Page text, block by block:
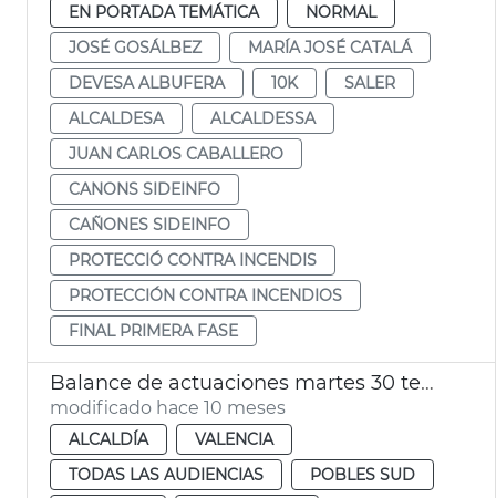
EN PORTADA TEMÁTICA
NORMAL
JOSÉ GOSÁLBEZ
MARÍA JOSÉ CATALÁ
DEVESA ALBUFERA
10K
SALER
ALCALDESA
ALCALDESSA
JUAN CARLOS CABALLERO
CANONS SIDEINFO
CAÑONES SIDEINFO
PROTECCIÓ CONTRA INCENDIS
PROTECCIÓN CONTRA INCENDIOS
FINAL PRIMERA FASE
Balance de actuaciones martes 30 temporal lluvia
modificado hace 10 meses
ALCALDÍA
VALENCIA
TODAS LAS AUDIENCIAS
POBLES SUD